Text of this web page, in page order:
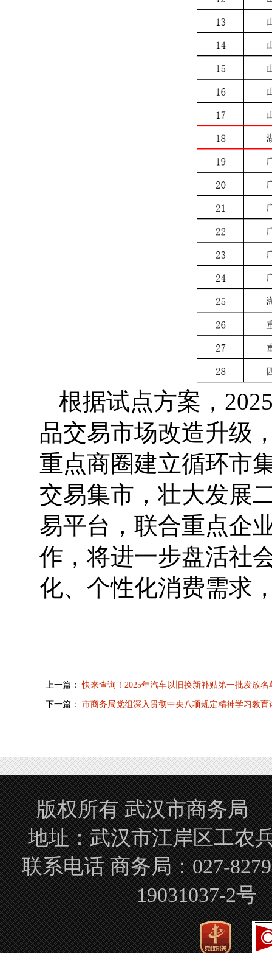
根据试点方案，
品交易市场改造升级
重点商圈建立循环市
交易集市，壮大发展
易平台，联合重点企
作，将进一步盘活社
化、个性化消费需求
上一篇：快来查询！2025年汽车以旧换新补贴第一批发放名
下一篇： 市商务局党组深入贯彻中央八项规定精神学习教
版权所有 武汉市商务局
地址：武汉市江岸区工
联系电话 商务局：027-
19031037-2号